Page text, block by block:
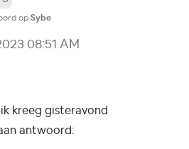
op Sybe
08:51 AM
ik kreeg gisteravond
antwoord: